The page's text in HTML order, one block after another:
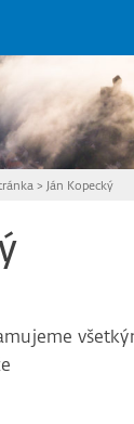
> Ján Kopecký